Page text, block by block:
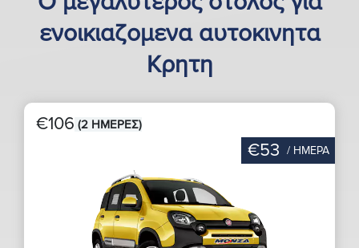
ενοικιαζομενα αυτοκινητα
Κρητη
€106 (2 ΗΜΕΡΕΣ)
€53 / ΗΜΕΡΑ